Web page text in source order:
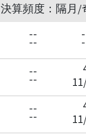
決算頻度：隔月/
--
--
--
--
--
--